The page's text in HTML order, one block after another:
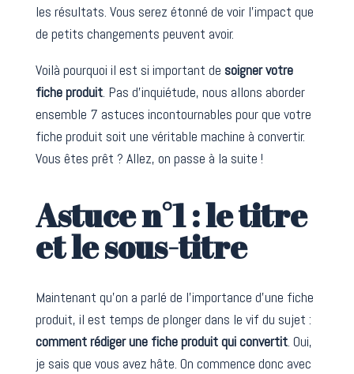
les résultats. Vous serez étonné de voir l’impact que
de petits changements peuvent avoir.
Voilà pourquoi il est si important de soigner votre
fiche produit. Pas d’inquiétude, nous allons aborder
ensemble 7 astuces incontournables pour que votre
fiche produit soit une véritable machine à convertir.
Vous êtes prêt ? Allez, on passe à la suite !
Astuce n°1 : le titre
et le sous-titre
Maintenant qu’on a parlé de l’importance d’une fiche
produit, il est temps de plonger dans le vif du sujet :
comment rédiger une fiche produit qui convertit. Oui,
je sais que vous avez hâte. On commence donc avec